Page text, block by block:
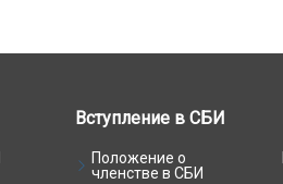
Вступление в СБИ
Положение о
членстве в СБИ